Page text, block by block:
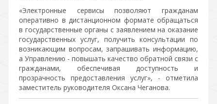
«Электронные сервисы позволяют гражданам
оперативно в дистанционном формате обращаться
в государственные органы с заявлением на оказание
государственных услуг, получить консультации по
возникающим вопросам, запрашивать информацию,
а Управлению - повышать качество обратной связи с
гражданами, обеспечивая доступность и
прозрачность предоставления услуг», - отметила
заместитель руководителя Оксана Чеганова.